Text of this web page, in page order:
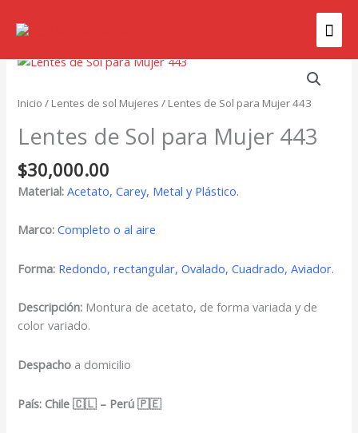
Inicio / Lentes de sol Mujeres / Lentes de Sol para Mujer 443
Lentes de Sol para Mujer 443
$30,000.00
Material: Acetato, Carey, Metal y Plástico.
Marco: Completo o al aire
Forma: Redondo, rectangular, Ovalado, Cuadrado, Aviador.
Descripción: Montura de acetato, de forma variada y de
color variado.
Despacho a domicilio
País: Chile 🇨🇱 – Perú 🇵🇪